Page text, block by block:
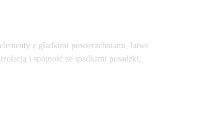
z gładkimi powierzchniami, łatwe
i spójność ze spadkami posadzki,